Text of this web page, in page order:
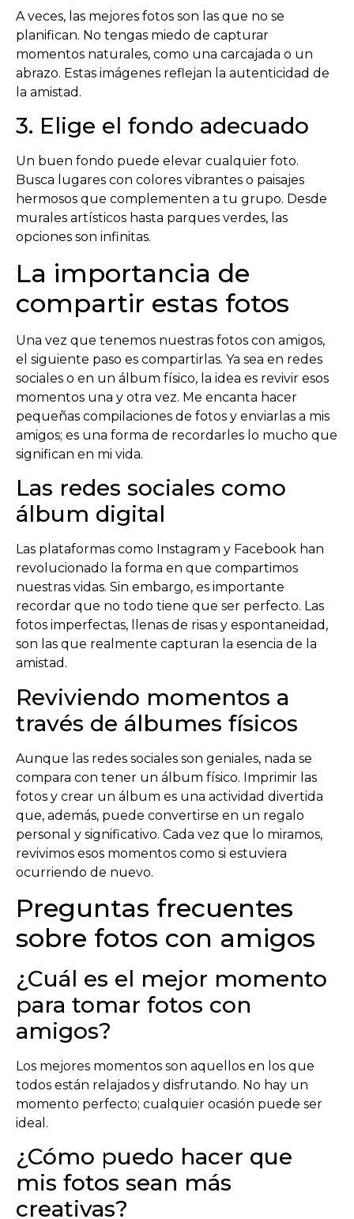
A veces, las mejores fotos son las que no se
planifican. No tengas miedo de capturar
momentos naturales, como una carcajada o un
abrazo. Estas imágenes reflejan la autenticidad de
la amistad.
3. Elige el fondo adecuado
Un buen fondo puede elevar cualquier foto.
Busca lugares con colores vibrantes o paisajes
hermosos que complementen a tu grupo. Desde
murales artísticos hasta parques verdes, las
opciones son infinitas.
La importancia de
compartir estas fotos
Una vez que tenemos nuestras fotos con amigos,
el siguiente paso es compartirlas. Ya sea en redes
sociales o en un álbum físico, la idea es revivir esos
momentos una y otra vez. Me encanta hacer
pequeñas compilaciones de fotos y enviarlas a mis
amigos; es una forma de recordarles lo mucho que
significan en mi vida.
Las redes sociales como
álbum digital
Las plataformas como Instagram y Facebook han
revolucionado la forma en que compartimos
nuestras vidas. Sin embargo, es importante
recordar que no todo tiene que ser perfecto. Las
fotos imperfectas, llenas de risas y espontaneidad,
son las que realmente capturan la esencia de la
amistad.
Reviviendo momentos a
través de álbumes físicos
Aunque las redes sociales son geniales, nada se
compara con tener un álbum físico. Imprimir las
fotos y crear un álbum es una actividad divertida
que, además, puede convertirse en un regalo
personal y significativo. Cada vez que lo miramos,
revivimos esos momentos como si estuviera
ocurriendo de nuevo.
Preguntas frecuentes
sobre fotos con amigos
¿Cuál es el mejor momento
para tomar fotos con
amigos?
Los mejores momentos son aquellos en los que
todos están relajados y disfrutando. No hay un
momento perfecto; cualquier ocasión puede ser
ideal.
¿Cómo puedo hacer que
mis fotos sean más
creativas?